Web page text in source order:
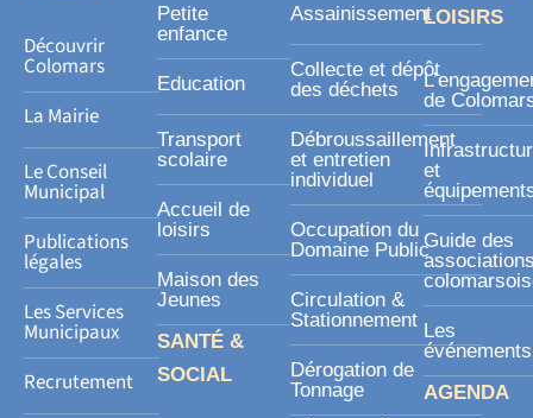
s
r
Découvrir
Colomars
La Mairie
Le Conseil
Municipal
Publications
légales
Les Services
Municipaux
Recrutement
Petite
enfance
Education
Transport
scolaire
Accueil de
loisirs
Maison des
Jeunes
SANTÉ &
SOCIAL
Assainissement
Collecte et dépôt
des déchets
Débroussaillement
et entretien
individuel
Occupation du
Domaine Public
Circulation &
Stationnement
Dérogation de
Tonnage
LOISIRS
de
et
Guide des
Les
événements
AGENDA